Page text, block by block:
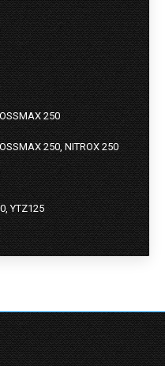
250
250, NITROX 250
YTZ125